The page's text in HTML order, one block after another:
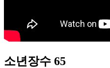
소년장수 65